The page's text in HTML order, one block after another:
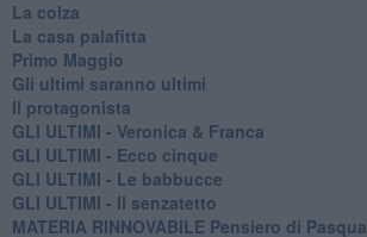
La colza
La casa palafitta
Primo Maggio
Gli ultimi saranno ultimi
Il protagonista
GLI ULTIMI - Veronica & Franca
GLI ULTIMI - Ecco cinque
GLI ULTIMI - Le babbucce
GLI ULTIMI - Il senzatetto
MATERIA RINNOVABILE Pensiero di Pasqua